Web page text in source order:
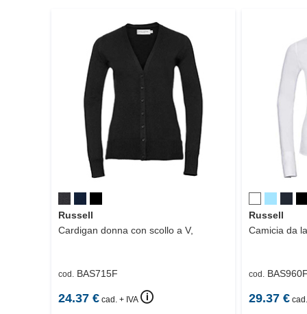
Russell
Cardigan donna con scollo a V,
cod. BAS715F
24.37 € cad. + IVA 🛈
Russell
Camicia da
cod.
29.37€